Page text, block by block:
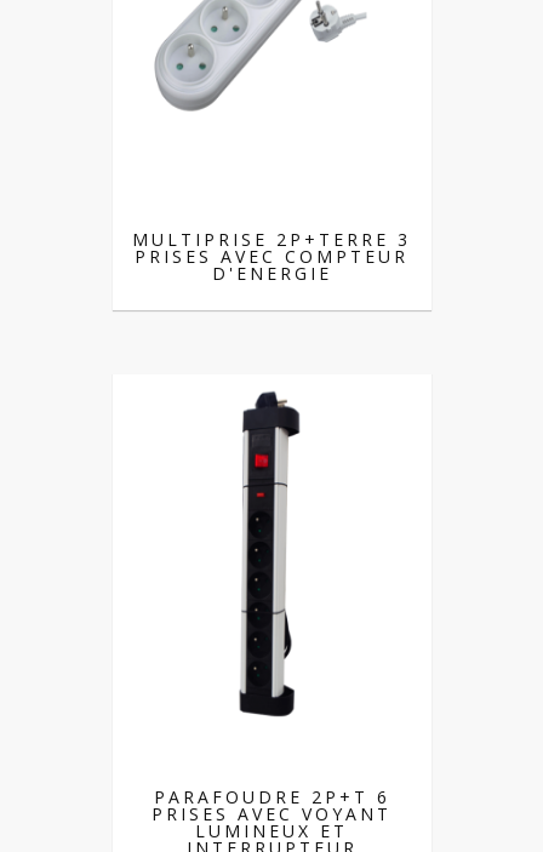
MULTIPRISE 2P+TERRE 3
PRISES AVEC COMPTEUR
D'ENERGIE
PARAFOUDRE 2P+T 6
PRISES AVEC VOYANT
LUMINEUX ET